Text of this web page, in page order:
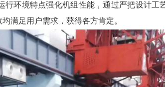
行环境特点强化机组性能，通过严把设计
满足用户需求，获得各方肯定。